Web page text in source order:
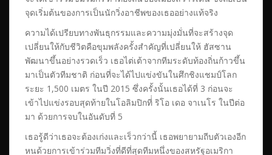
จุดเริ่มต้นของการเป็นนักวิ่งอาชีพของเธออย่างแท้จริง
ความได้เปรียบทางพันธุกรรมและความมุ่งมั่นที่จะสร้างจุด
เปลี่ยนให้กับชีวิตคือขุมพลังครั้งสำคัญที่เปลี่ยนให้ ฮัสซาน
พัฒนาขึ้นอย่างรวดเร็ว เธอไต่เต้าจากทีมระดับท้องถิ่นก้าวขึ้น
มาเป็นตัวทีมชาติ ก่อนที่จะได้ไปแข่งขันในศึกชิงแชมป์โลก
ระยะ 1,500 เมตร ในปี 2015 ซึ่งครั้งนั้นเธอได้ที่ 3 ก่อนจะ
เข้าไปแข่งรอบสุดท้ายในโอลิมปิกที่่ ริโอ เดอ จาเนโร ในปีต่อ
มา ด้วยการจบในอันดับที่ 5
เธอรู้ดีว่าเธอจะต้องเก่งและเร็วกว่านี้ เธอพยายามถีบตัวเองอีก
หนด้วยการเข้าร่วมทีมวิ่งที่ดีที่สุดทีมหนึ่งของสหรัฐอเมริกา